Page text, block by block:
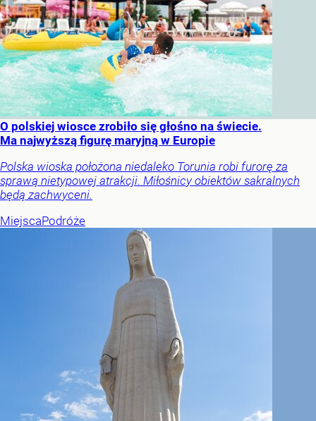
O polskiej wiosce zrobiło się głośno na świecie.
Ma najwyższą figurę maryjną w Europie
Polska wioska położona niedaleko Torunia robi furorę za
sprawą nietypowej atrakcji. Miłośnicy obiektów sakralnych
będą zachwyceni.
MiejscaPodróże